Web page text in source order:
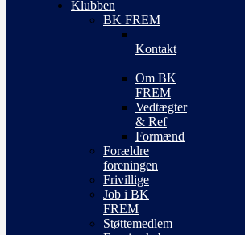
Klubben
BK FREM
–
Kontakt
–
Om BK
FREM
Vedtægter
& Ref
Formænd
Forældre
foreningen
Frivillige
Job i BK
FREM
Støttemedlem